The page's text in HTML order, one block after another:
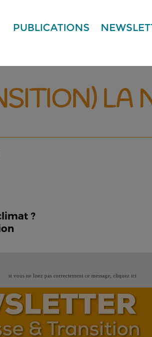
PUBLICATIONS
LA
?
si vous ne lisez pas correctement ce message, cliquez ici